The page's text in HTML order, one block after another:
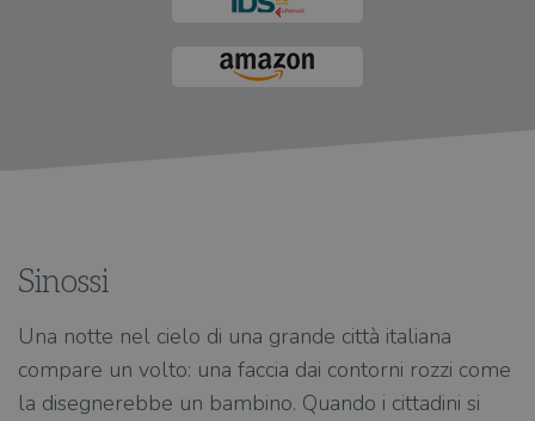
Sinossi
Una notte nel cielo di una grande città italiana
compare un volto: una faccia dai contorni rozzi come
la disegnerebbe un bambino. Quando i cittadini si